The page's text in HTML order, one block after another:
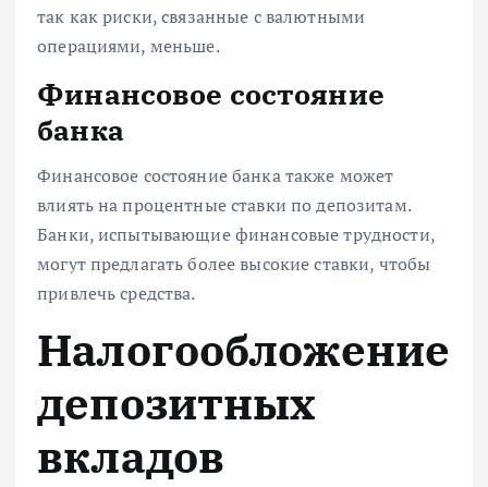
так как риски, связанные с валютными
операциями, меньше.
Финансовое состояние
банка
Финансовое состояние банка также может
влиять на процентные ставки по депозитам.
Банки, испытывающие финансовые трудности,
могут предлагать более высокие ставки, чтобы
привлечь средства.
Налогообложение
депозитных
вкладов